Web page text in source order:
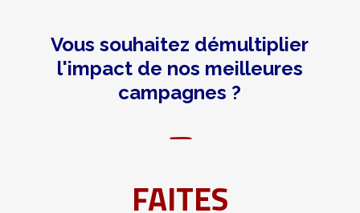
Vous souhaitez démultiplier
l'impact de nos meilleures
campagnes ?
FAITES